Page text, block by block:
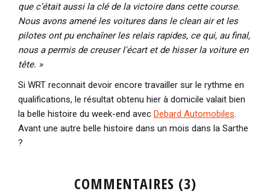
que c’était aussi la clé de la victoire dans cette course.
Nous avons amené les voitures dans le clean air et les
pilotes ont pu enchaîner les relais rapides, ce qui, au final,
nous a permis de creuser l'écart et de hisser la voiture en
tête. »
Si WRT reconnait devoir encore travailler sur le rythme en
qualifications, le résultat obtenu hier à domicile valait bien
la belle histoire du week-end avec Debard Automobiles.
Avant une autre belle histoire dans un mois dans la Sarthe
?
COMMENTAIRES (3)